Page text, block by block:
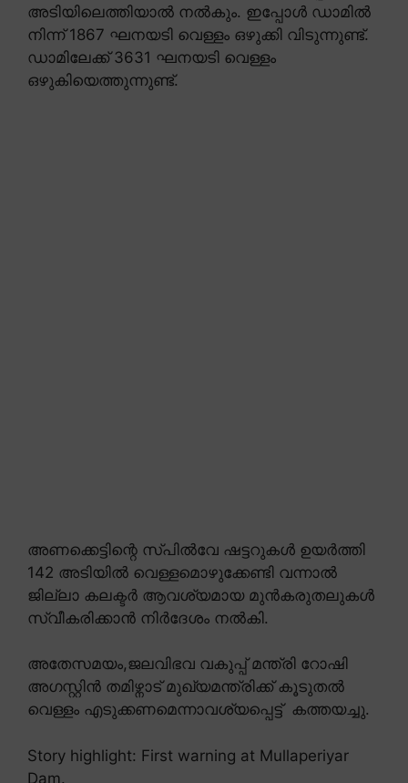
അടിയിലെത്തിയാൽ നൽകും. ഇപ്പോൾ ഡാമിൽ
നിന്ന് 1867 ഘനയടി വെള്ളം ഒഴുക്കി വിടുന്നുണ്ട്.
ഡാമിലേക്ക് 3631 ഘനയടി വെള്ളം
ഒഴുകിയെത്തുന്നുണ്ട്.
അണക്കെട്ടിന്റെ സ്പിൽവേ ഷട്ടറുകൾ ഉയർത്തി
142 അടിയിൽ വെള്ളമൊഴുക്കേണ്ടി വന്നാൽ
ജില്ലാ കലക്ടർ ആവശ്യമായ മുൻകരുതലുകൾ
സ്വീകരിക്കാൻ നിർദേശം നൽകി.
അതേസമയം,ജലവിഭവ വകുപ്പ് മന്ത്രി റോഷി
അഗസ്റ്റിൻ തമിഴ്നാട് മുഖ്യമന്ത്രിക്ക് കൂടുതൽ
വെള്ളം എടുക്കണമെന്നാവശ്യപ്പെട്ട് കത്തയച്ചു.
Story highlight: First warning at Mullaperiyar
Dam.